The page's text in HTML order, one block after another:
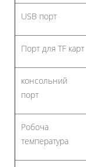
USB порт
Порт для TF карт
консольний
порт
Робоча
температура